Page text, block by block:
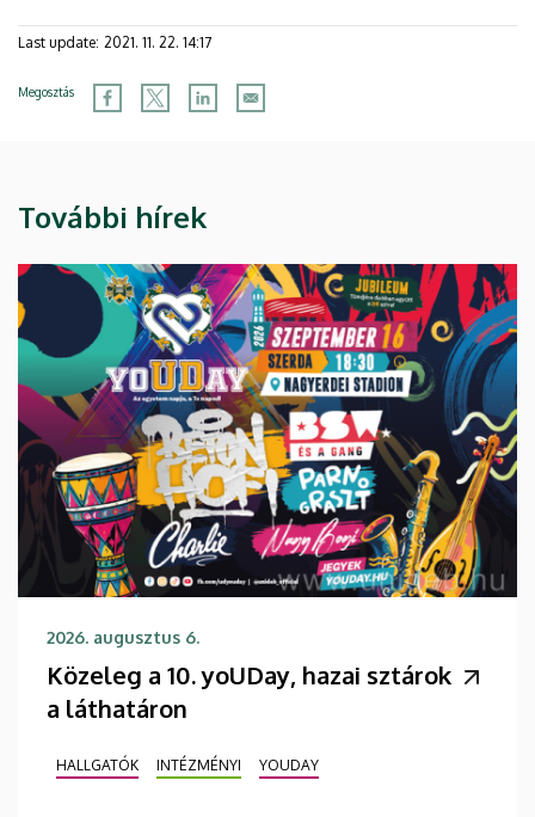
Last update: 2021. 11. 22. 14:17
Megosztás
További hírek
2026. augusztus 6.
Közeleg a 10. yoUDay, hazai sztárok
a láthatáron
HALLGATÓK INTÉZMÉNYI YOUDAY